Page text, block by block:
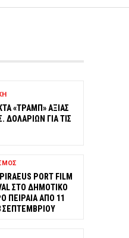
«ΤΡΑΜΠ» ΑΞΙΑΣ
ΔΟΛΑΡΙΩΝ ΓΙΑ ΤΙΣ
PORT FILM
ΣΤΟ ΔΗΜΟΤΙΚΟ
ΠΕΙΡΑΙΑ ΑΠΟ 11
ΣΕΠΤΕΜΒΡΙΟΥ